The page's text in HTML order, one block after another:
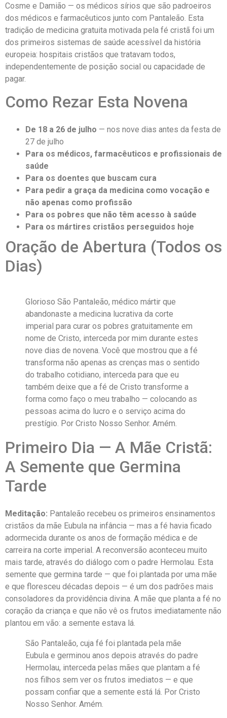
Cosme e Damião — os médicos sírios que são padroeiros
dos médicos e farmacêuticos junto com Pantaleão. Esta
tradição de medicina gratuita motivada pela fé cristã foi um
dos primeiros sistemas de saúde acessível da história
europeia: hospitais cristãos que tratavam todos,
independentemente de posição social ou capacidade de
pagar.
Como Rezar Esta Novena
De 18 a 26 de julho — nos nove dias antes da festa de
27 de julho
Para os médicos, farmacêuticos e profissionais de
saúde
Para os doentes que buscam cura
Para pedir a graça da medicina como vocação e
não apenas como profissão
Para os pobres que não têm acesso à saúde
Para os mártires cristãos perseguidos hoje
Oração de Abertura (Todos os
Dias)
Glorioso São Pantaleão, médico mártir que
abandonaste a medicina lucrativa da corte
imperial para curar os pobres gratuitamente em
nome de Cristo, interceda por mim durante estes
nove dias de novena. Você que mostrou que a fé
transforma não apenas as crenças mas o sentido
do trabalho cotidiano, interceda para que eu
também deixe que a fé de Cristo transforme a
forma como faço o meu trabalho — colocando as
pessoas acima do lucro e o serviço acima do
prestígio. Por Cristo Nosso Senhor. Amém.
Primeiro Dia — A Mãe Cristã:
A Semente que Germina
Tarde
Meditação: Pantaleão recebeu os primeiros ensinamentos
cristãos da mãe Eubula na infância — mas a fé havia ficado
adormecida durante os anos de formação médica e de
carreira na corte imperial. A reconversão aconteceu muito
mais tarde, através do diálogo com o padre Hermolau. Esta
semente que germina tarde — que foi plantada por uma mãe
e que floresceu décadas depois — é um dos padrões mais
consoladores da providência divina. A mãe que planta a fé no
coração da criança e que não vê os frutos imediatamente não
plantou em vão: a semente estava lá.
São Pantaleão, cuja fé foi plantada pela mãe
Eubula e germinou anos depois através do padre
Hermolau, interceda pelas mães que plantam a fé
nos filhos sem ver os frutos imediatos — e que
possam confiar que a semente está lá. Por Cristo
Nosso Senhor. Amém.